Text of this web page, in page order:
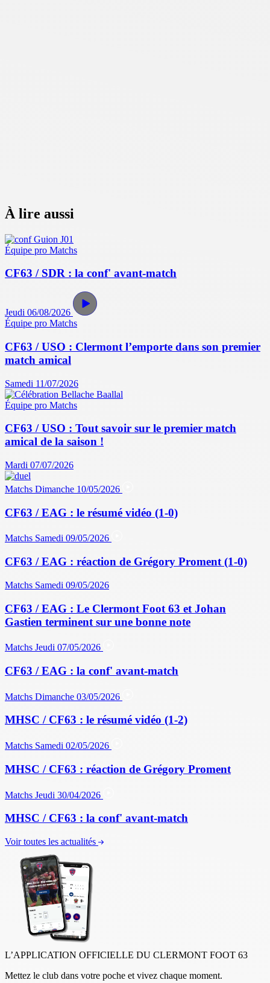
À lire aussi
Équipe pro Matchs
CF63 / SDR : la conf' avant-match
Jeudi 06/08/2026
Équipe pro Matchs
CF63 / USO : Clermont l’emporte dans son premier
match amical
Samedi 11/07/2026
Équipe pro Matchs
CF63 / USO : Tout savoir sur le premier match
amical de la saison !
Mardi 07/07/2026
Matchs Dimanche 10/05/2026
CF63 / EAG : le résumé vidéo (1-0)
Matchs Samedi 09/05/2026
CF63 / EAG : réaction de Grégory Proment (1-0)
Matchs Samedi 09/05/2026
CF63 / EAG : Le Clermont Foot 63 et Johan
Gastien terminent sur une bonne note
Matchs Jeudi 07/05/2026
CF63 / EAG : la conf' avant-match
Matchs Dimanche 03/05/2026
MHSC / CF63 : le résumé vidéo (1-2)
Matchs Samedi 02/05/2026
MHSC / CF63 : réaction de Grégory Proment
Matchs Jeudi 30/04/2026
MHSC / CF63 : la conf' avant-match
Voir toutes les actualités
L’APPLICATION OFFICIELLE DU CLERMONT FOOT 63
Mettez le club dans votre poche et vivez chaque moment.